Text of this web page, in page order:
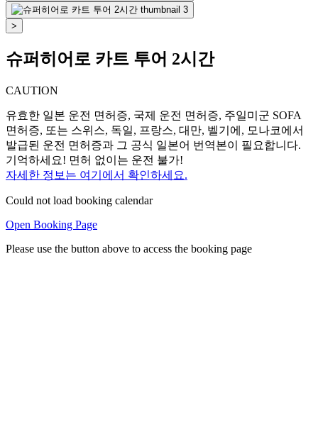
>
슈퍼히어로 카트 투어 2시간
CAUTION
유효한 일본 운전 면허증, 국제 운전 면허증, 주일미군 SOFA
면허증, 또는 스위스, 독일, 프랑스, 대만, 벨기에, 모나코에서
발급된 운전 면허증과 그 공식 일본어 번역본이 필요합니다.
기억하세요! 면허 없이는 운전 불가!
자세한 정보는 여기에서 확인하세요.
Could not load booking calendar
Open Booking Page
Please use the button above to access the booking page